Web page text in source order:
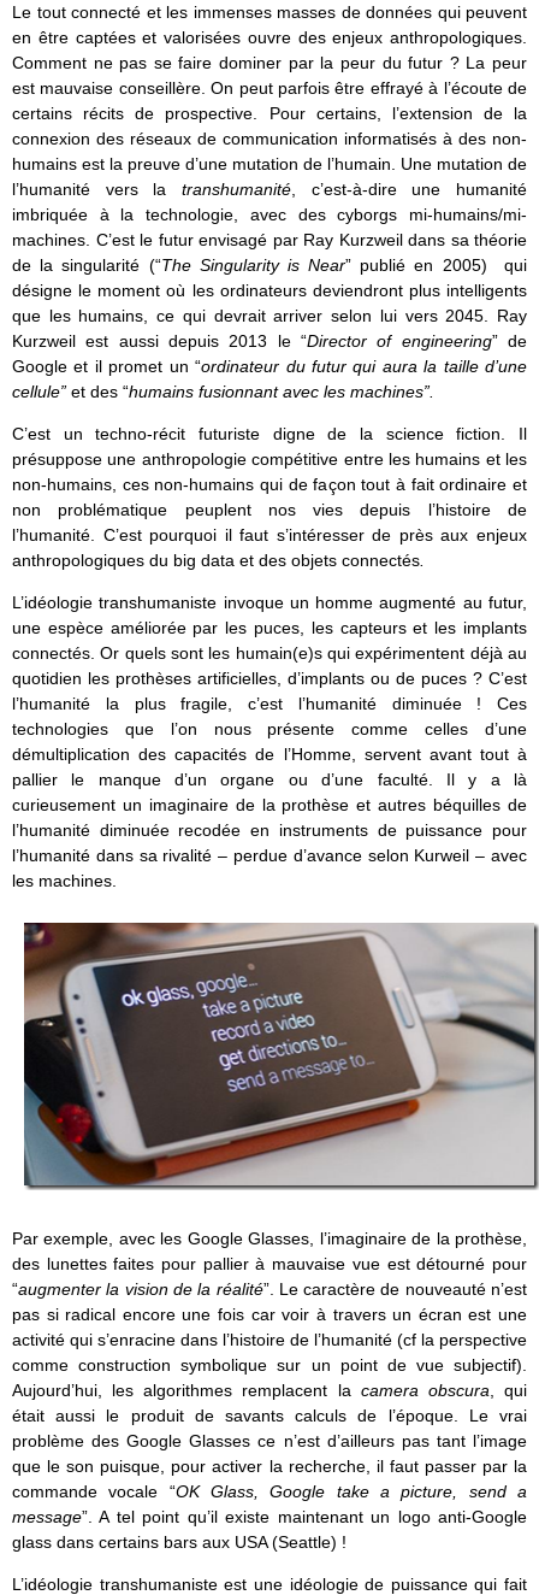
Le tout connecté et les immenses masses de données qui peuvent
en être captées et valorisées ouvre des enjeux anthropologiques.
Comment ne pas se faire dominer par la peur du futur ? La peur
est mauvaise conseillère. On peut parfois être effrayé à l’écoute de
certains récits de prospective. Pour certains, l’extension de la
connexion des réseaux de communication informatisés à des non-
humains est la preuve d’une mutation de l’humain. Une mutation de
l’humanité vers la transhumanité , c’est-à-dire une humanité
imbriquée à la technologie, avec des cyborgs mi-humains/mi-
machines. C’est le futur envisagé par Ray Kurzweil dans sa théorie
de la singularité (“The Singularity is Near” publié en 2005) qui
désigne le moment où les ordinateurs deviendront plus intelligents
que les humains, ce qui devrait arriver selon lui vers 2045. Ray
Kurzweil est aussi depuis 2013 le “Director of engineering” de
Google et il promet un “ordinateur du futur qui aura la taille d’une
cellule” et des “humains fusionnant avec les machines”.
C’est un techno-récit futuriste digne de la science fiction. Il
présuppose une anthropologie compétitive entre les humains et les
non-humains, ces non-humains qui de façon tout à fait ordinaire et
non problématique peuplent nos vies depuis l’histoire de
l’humanité. C’est pourquoi il faut s’intéresser de près aux enjeux
anthropologiques du big data et des objets connectés
L’idéologie transhumaniste invoque un homme augmenté au futur,
une espèce améliorée par les puces, les capteurs et les implants
connectés. Or quels sont les humain(e)s qui expérimentent déjà au
quotidien les prothèses artificielles, d’implants ou de puces ? C’est
l’humanité la plus fragile, c’est l’humanité diminuée ! Ces
technologies que l’on nous présente comme celles d’une
démultiplication des capacités de l’Homme, servent avant tout à
pallier le manque d’un organe ou d’une faculté. Il y a là
curieusement un imaginaire de la prothèse et autres béquilles de
l’humanité diminuée recodée en instruments de puissance pour
l’humanité dans sa rivalité – perdue d’avance selon Kurweil – avec
les machines.
Par exemple, avec les Google Glasses, l’imaginaire de la prothèse,
des lunettes faites pour pallier à mauvaise vue est détourné pour
“augmenter la vision de la réalité”. Le caractère de nouveauté n’est
pas si radical encore une fois car voir à travers un écran est une
activité qui s’enracine dans l’histoire de l’humanité (cf la perspective
comme construction symbolique sur un point de vue subjectif).
Aujourd’hui, les algorithmes remplacent la camera obscura , qui
était aussi le produit de savants calculs de l’époque. Le vrai
problème des Google Glasses ce n’est d’ailleurs pas tant l’image
que le son puisque, pour activer la recherche, il faut passer par la
commande vocale “OK Glass, Google take a picture, send a
message”. A tel point qu’il existe maintenant un logo anti-Google
glass dans certains bars aux USA (Seattle) !
L’idéologie transhumaniste est une idéologie de puissance qui fait